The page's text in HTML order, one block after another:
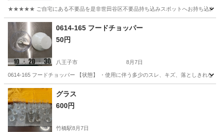
★★★★★ ご自宅にある不要品を是非世田谷区不要品持ち込みスポットへお持ち込みし
東京 スポット
0614-165 フードチョッパー
50円
八王子市 8月7日
0614-165 フードチョッパー 【状態】 ・使用に伴う多少のスレ、キズ、落としきれ
東京 八王子市 調理器具
グラス
600円
竹橋駅8月7日